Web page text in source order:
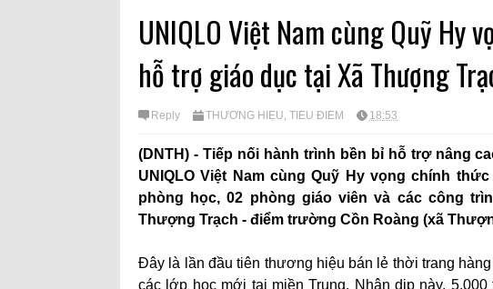
UNIQLO Việt Nam cùng Quỹ Hy
hỗ trợ giáo dục tại Xã Thượng
Reply THƯƠNG HIỆU TIÊU ĐIỂM 18:53
(DNTH) - Tiếp nối hành trình bền bỉ hỗ trợ nâng
UNIQLO Việt Nam cùng Quỹ Hy vọng chính
phòng học, 02 phòng giáo viên và các công
Thượng Trạch - điểm trường Cồn Roàng (xã
Đây là lần đầu tiên thương hiệu bán lẻ thời trang
các lớp học mới tại miền Trung. Nhân dịp này,